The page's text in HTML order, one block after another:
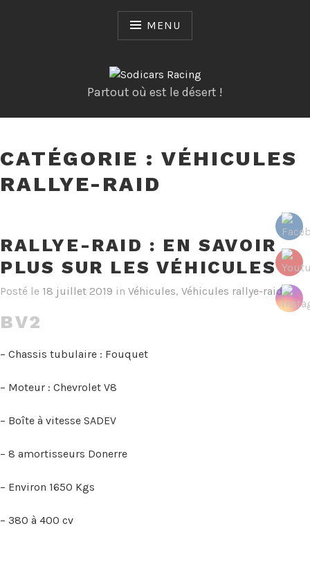
MENU
Partout où est le désert !
CATÉGORIE : VÉHICULES
RALLYE-RAID
RALLYE-RAID : EN SAVOIR
PLUS SUR LES VÉHICULES
Posté le 18 juillet 2019 in Véhicules, Véhicules rallye-raid
BV2
– Chassis tubulaire : Fouquet
– Moteur : Chevrolet V8
– Boîte à vitesse SADEV
– 8 amortisseurs Donerre
– Environ 1650 Kgs
– 380 à 400 cv